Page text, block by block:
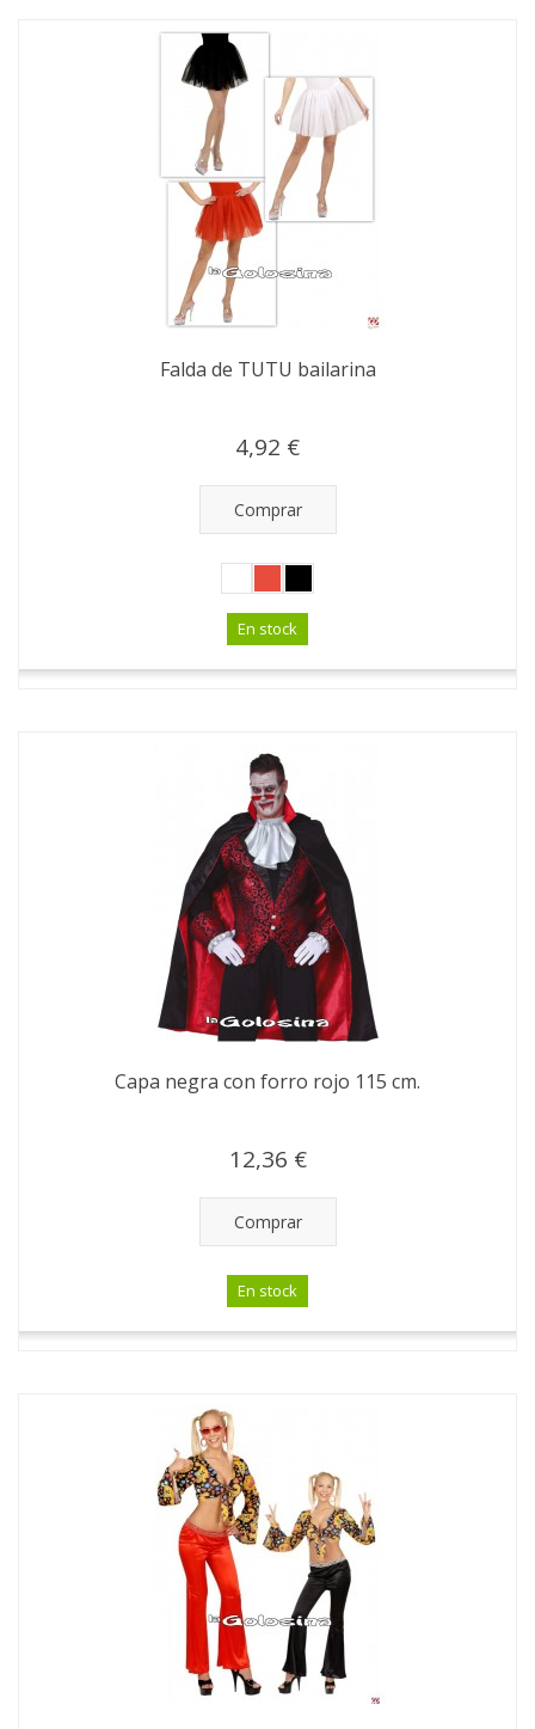
Falda de TUTU bailarina
4,92 €
Comprar
En stock
Capa negra con forro rojo 115 cm.
12,36 €
Comprar
En stock